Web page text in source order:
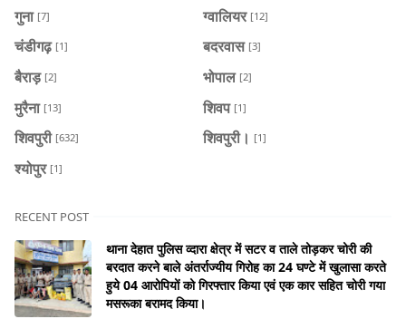
गुना [7] ग्वालियर [12]
चंडीगढ़ [1] बदरवास [3]
बैराड़ [2] भोपाल [2]
मुरैना [13] शिवप [1]
शिवपुरी [632] शिवपुरी। [1]
श्योपुर [1]
RECENT POST
थाना देहात पुलिस व्दारा क्षेत्र में सटर व ताले तोड़कर चोरी की
बरदात करने बाले अंतर्राज्यीय गिरोह का 24 घण्टे में खुलासा करते
हुये 04 आरोपियों को गिरफ्तार किया एवं एक कार सहित चोरी गया
मसरूका बरामद किया।